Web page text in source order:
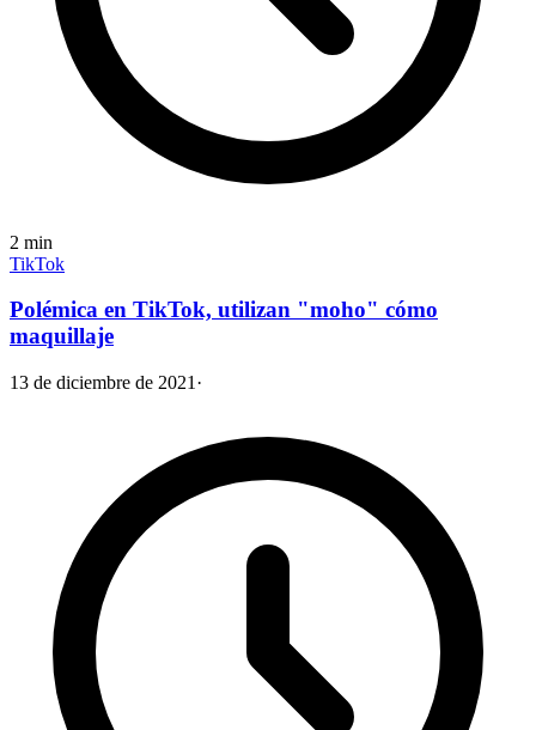
2 min
TikTok
Polémica en TikTok, utilizan "moho" cómo
maquillaje
13 de diciembre de 2021 ·